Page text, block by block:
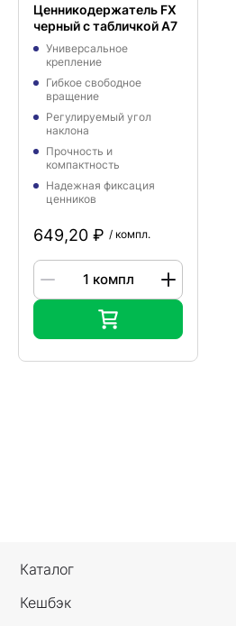
Ценникодержатель FX
черный с табличкой A7
Универсальное
крепление
Гибкое свободное
вращение
Регулируемый угол
наклона
Прочность и
компактность
Надежная фиксация
ценников
649,20 ₽ / компл.
Каталог
Кешбэк